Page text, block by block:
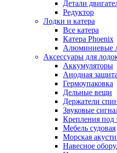
Детали
Редуктор
Лодки и катера
Все катера
Катера Phoenix
Алюминиевые
Аксессуары для
Аккумуляторы
Анодная защита
Гермоупаковка
Дельные вещи
Держатели
Звуковые
Крепления под
Мебель судовая
Морская
Навесное